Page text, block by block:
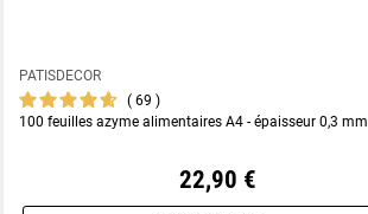
PATISDECOR
69
100 feuilles azyme alimentaires A4 - épaisseur 0,3 mm
22,90 €